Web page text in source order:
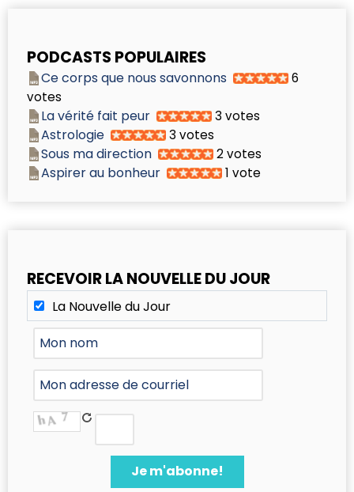
PODCASTS POPULAIRES
Ce corps que nous savonnons
6
votes
La vérité fait peur 3 votes
Astrologie 3 votes
Sous ma direction 2 votes
Aspirer au bonheur 1 vote
RECEVOIR LA NOUVELLE DU JOUR
La Nouvelle du Jour